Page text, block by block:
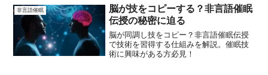
次々と報告されています。参加者の多く
が「魔法のようだった」...
非言語催眠
脳が技をコピーする？非言語催眠
伝授の秘密に迫る
脳が同調し技をコピー？非言語催眠伝授
で技術を習得する仕組みを解説。催眠技
術に興味がある方必見！